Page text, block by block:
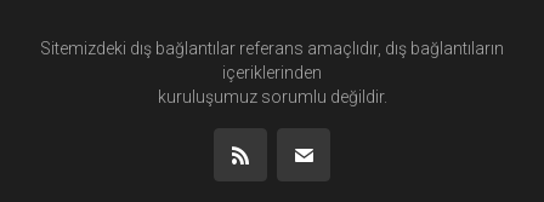
Sitemizdeki dış bağlantılar referans amaçlıdır, dış bağlantıların
içeriklerinden
kuruluşumuz sorumlu değildir.